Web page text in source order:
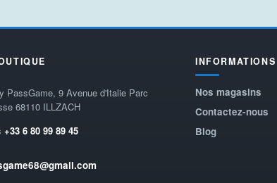
PassGame, 9 Avenue d'Italie Parc
68110 ILLZACH
+33 6 80 99 89 45
INFORMATIONS
Nos magasins
Contactez-nous
Blog